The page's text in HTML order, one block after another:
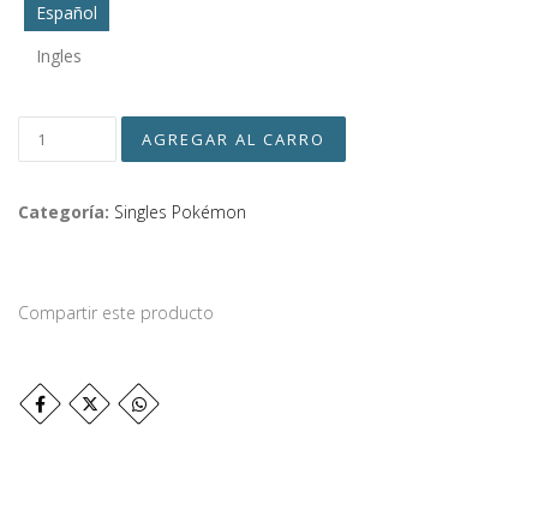
Español
Ingles
Categoría: Singles Pokémon
Compartir este producto